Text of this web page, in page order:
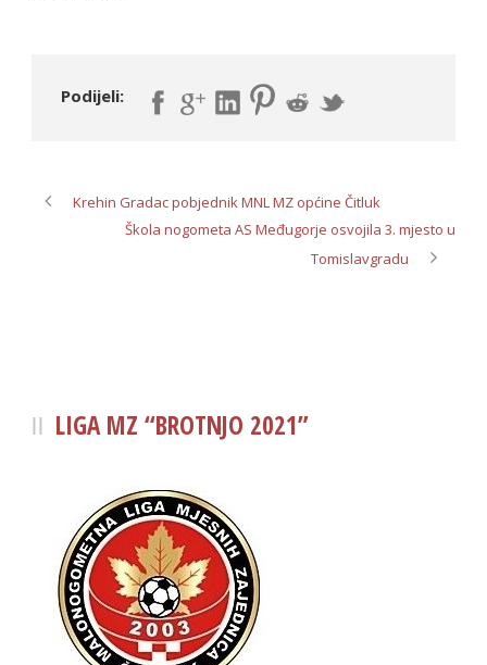
Podijeli:
Krehin Gradac pobjednik MNL MZ općine Čitluk
Škola nogometa AS Međugorje osvojila 3. mjesto u
Tomislavgradu
LIGA MZ “BROTNJO 2021”